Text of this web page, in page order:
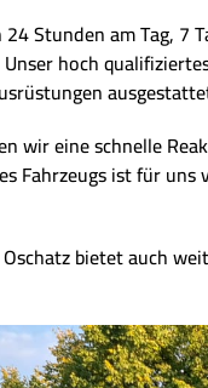
Stunden am Tag, 7
hoch
wir eine schnelle
Fahrzeugs ist für
bietet auch